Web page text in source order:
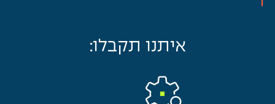
איתנו תקבלו: